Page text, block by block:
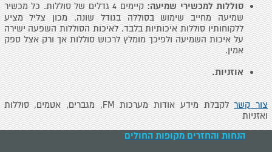
סוללות למכשירי שמיעה:
קיימים 4 גדלים של סוללות. כל מכשיר
שמיעה מחייב שימוש בסוללה בגודל שונה. מכון צליל מציע
ללקוחותיו סוללות איכותיות בלבד. לאיכות הסוללות השפעה ישירה
על איכות השמיעה ולפיכך מומלץ לרכוש סוללות אך ורק אצל ספק
אמין.
אוזניות.
צור קשר
לקבלת מידע אודות מערכות FM, מגברים, אטמים, סוללות
ואזניות
הנחות והחזרים מקופות החולים